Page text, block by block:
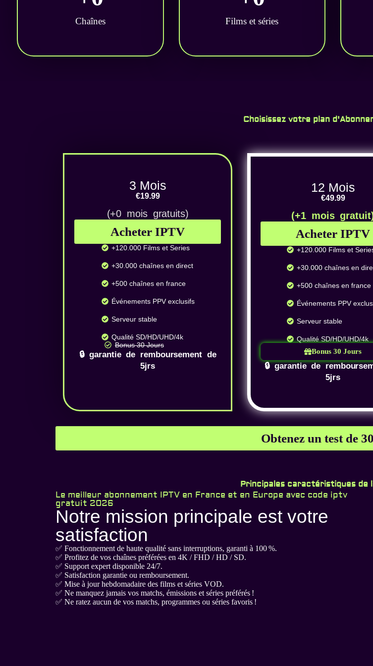
Chaînes Films et séries
Choisissez votre plan
3 Mois
€19.99
(+0 mois gratuits)
Acheter IPTV
+120.000 Films et Series
+30.000 chaînes en direct
+500 chaînes en france
Événements PPV exclusifs
Serveur stable
Qualité SD/HD/UHD/4k
Bonus 30 Jours
🔒 garantie de remboursement de
5jrs
12 Mois
€49.99
(+1 mois
Acheter IPTV
+120.000 Films et
+30.000 chaînes en
+500 chaînes en france
Événements PPV
Serveur stable
Qualité SD/HD/UHD/4k
Bonus 30 Jours
🔒 garantie de
5jrs
Obtenez un test de
Principales caractéristiques de
Le meilleur abonnement IPTV en France et en Europe avec code iptv
gratuit 2026
Notre mission principale est votre
satisfaction
✅ Fonctionnement de haute qualité sans interruptions, garanti à 100 %.
✅ Profitez de vos chaînes préférées en 4K / FHD / HD / SD.
✅ Support expert disponible 24/7.
✅ Satisfaction garantie ou remboursement.
✅ Mise à jour hebdomadaire des films et séries VOD.
✅ Ne manquez jamais vos matchs, émissions et séries préférés !
✅ Ne ratez aucun de vos matchs, programmes ou séries favoris !